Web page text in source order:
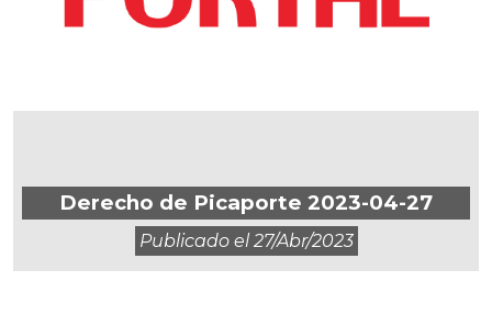
Derecho de Picaporte 2023-04-27
Publicado el27/abr/2023